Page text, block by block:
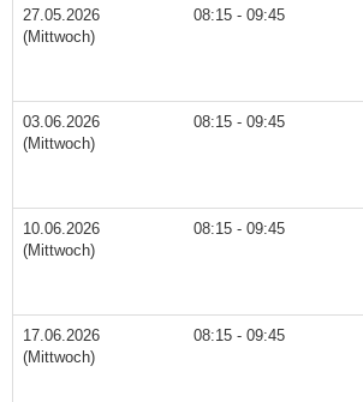
27.05.2026
(Mittwoch)
08:15 - 09:45
03.06.2026
(Mittwoch)
08:15 - 09:45
10.06.2026
(Mittwoch)
08:15 - 09:45
17.06.2026
(Mittwoch)
08:15 - 09:45